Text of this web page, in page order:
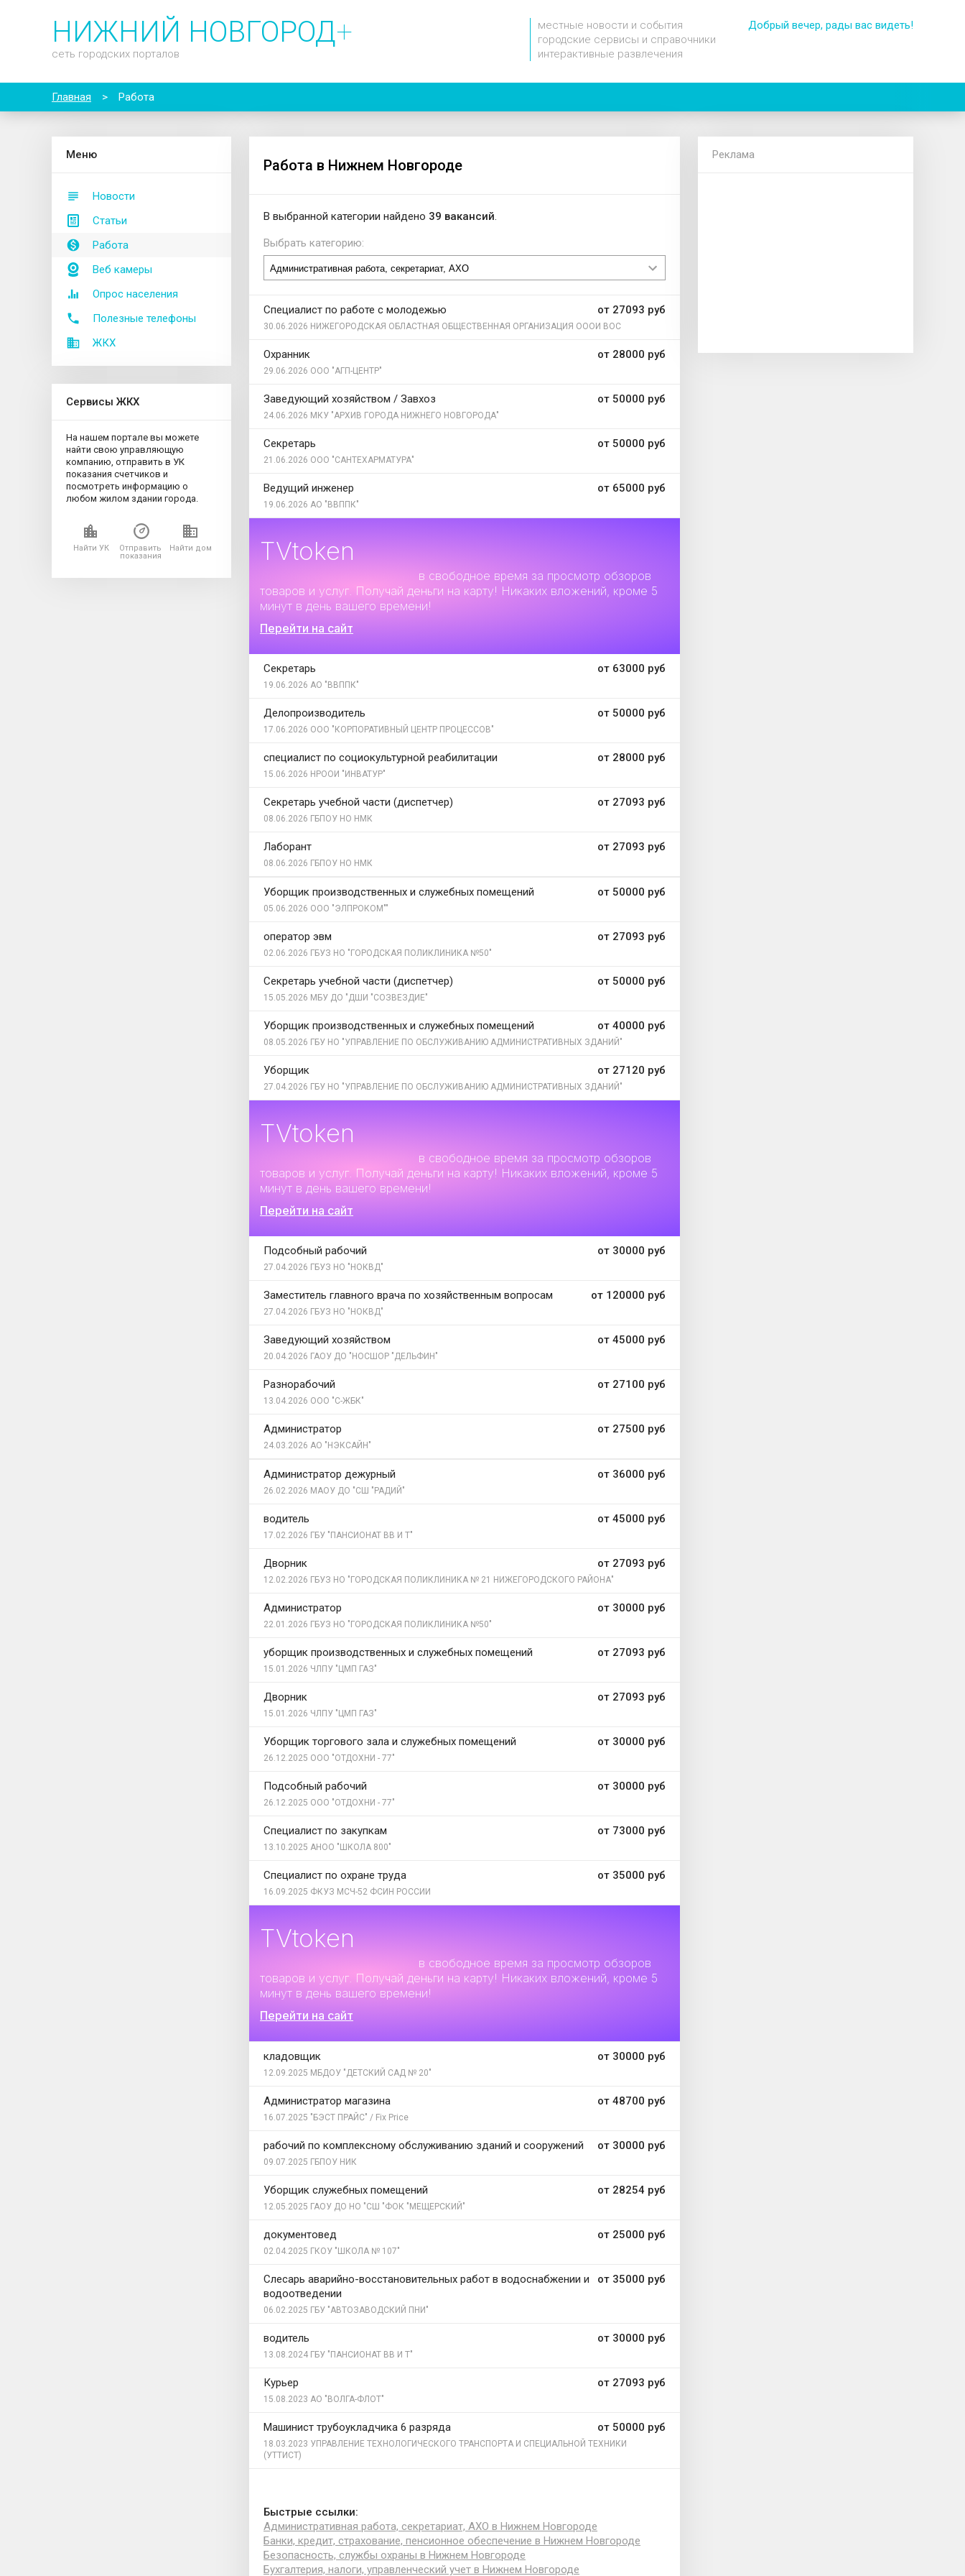
НИЖНИЙ НОВГОРОД+
сеть городских порталов
местные новости и события
городские сервисы и справочники
интерактивные развлечения
Добрый вечер, рады вас видеть!
Главная > Работа
Меню
Новости
Статьи
Работа
Веб камеры
Опрос населения
Полезные телефоны
ЖКХ
Сервисы ЖКХ
На нашем портале вы можете
найти свою управляющую
компанию, отправить в УК
показания счетчиков и
посмотреть информацию о
любом жилом здании города.
Найти УК
Отправить
показания
Найти дом
Работа в Нижнем Новгороде
В выбранной категории найдено 39 вакансий.
Выбрать категорию:
от 27093 руб
Специалист по работе с молодежью
30.06.2026 НИЖЕГОРОДСКАЯ ОБЛАСТНАЯ ОБЩЕСТВЕННАЯ ОРГАНИЗАЦИЯ ОООИ ВОС
от 28000 руб
Охранник
29.06.2026 ООО "АГП-ЦЕНТР"
от 50000 руб
Заведующий хозяйством / Завхоз
24.06.2026 МКУ "АРХИВ ГОРОДА НИЖНЕГО НОВГОРОДА"
от 50000 руб
Секретарь
21.06.2026 ООО "САНТЕХАРМАТУРА"
от 65000 руб
Ведущий инженер
19.06.2026 АО "ВВППК"
TVtoken
в свободное время за просмотр обзоров
товаров и услуг. Получай деньги на карту! Никаких вложений, кроме 5
минут в день вашего времени!
Перейти на сайт
от 63000 руб
Секретарь
19.06.2026 АО "ВВППК"
от 50000 руб
Делопроизводитель
17.06.2026 ООО "КОРПОРАТИВНЫЙ ЦЕНТР ПРОЦЕССОВ"
от 28000 руб
специалист по социокультурной реабилитации
15.06.2026 НРООИ "ИНВАТУР"
от 27093 руб
Секретарь учебной части (диспетчер)
08.06.2026 ГБПОУ НО НМК
от 27093 руб
Лаборант
08.06.2026 ГБПОУ НО НМК
от 50000 руб
Уборщик производственных и служебных помещений
05.06.2026 ООО "ЭЛПРОКОМ""
от 27093 руб
оператор эвм
02.06.2026 ГБУЗ НО "ГОРОДСКАЯ ПОЛИКЛИНИКА №50"
от 50000 руб
Секретарь учебной части (диспетчер)
15.05.2026 МБУ ДО "ДШИ "СОЗВЕЗДИЕ"
от 40000 руб
Уборщик производственных и служебных помещений
08.05.2026 ГБУ НО "УПРАВЛЕНИЕ ПО ОБСЛУЖИВАНИЮ АДМИНИСТРАТИВНЫХ ЗДАНИЙ"
от 27120 руб
Уборщик
27.04.2026 ГБУ НО "УПРАВЛЕНИЕ ПО ОБСЛУЖИВАНИЮ АДМИНИСТРАТИВНЫХ ЗДАНИЙ"
TVtoken
в свободное время за просмотр обзоров
товаров и услуг. Получай деньги на карту! Никаких вложений, кроме 5
минут в день вашего времени!
Перейти на сайт
от 30000 руб
Подсобный рабочий
27.04.2026 ГБУЗ НО "НОКВД"
от 120000 руб
Заместитель главного врача по хозяйственным вопросам
27.04.2026 ГБУЗ НО "НОКВД"
от 45000 руб
Заведующий хозяйством
20.04.2026 ГАОУ ДО "НОСШОР "ДЕЛЬФИН"
от 27100 руб
Разнорабочий
13.04.2026 ООО "С-ЖБК"
от 27500 руб
Администратор
24.03.2026 АО "НЭКСАЙН"
от 36000 руб
Администратор дежурный
26.02.2026 МАОУ ДО "СШ "РАДИЙ"
от 45000 руб
водитель
17.02.2026 ГБУ "ПАНСИОНАТ ВВ И Т"
от 27093 руб
Дворник
12.02.2026 ГБУЗ НО "ГОРОДСКАЯ ПОЛИКЛИНИКА № 21 НИЖЕГОРОДСКОГО РАЙОНА"
от 30000 руб
Администратор
22.01.2026 ГБУЗ НО "ГОРОДСКАЯ ПОЛИКЛИНИКА №50"
от 27093 руб
уборщик производственных и служебных помещений
15.01.2026 ЧЛПУ "ЦМП ГАЗ"
от 27093 руб
Дворник
15.01.2026 ЧЛПУ "ЦМП ГАЗ"
от 30000 руб
Уборщик торгового зала и служебных помещений
26.12.2025 ООО "ОТДОХНИ - 77"
от 30000 руб
Подсобный рабочий
26.12.2025 ООО "ОТДОХНИ - 77"
от 73000 руб
Специалист по закупкам
13.10.2025 АНОО "ШКОЛА 800"
от 35000 руб
Специалист по охране труда
16.09.2025 ФКУЗ МСЧ-52 ФСИН РОССИИ
TVtoken
в свободное время за просмотр обзоров
товаров и услуг. Получай деньги на карту! Никаких вложений, кроме 5
минут в день вашего времени!
Перейти на сайт
от 30000 руб
кладовщик
12.09.2025 МБДОУ "ДЕТСКИЙ САД № 20"
от 48700 руб
Администратор магазина
16.07.2025 "БЭСТ ПРАЙС" / Fix Price
от 30000 руб
рабочий по комплексному обслуживанию зданий и сооружений
09.07.2025 ГБПОУ НИК
от 28254 руб
Уборщик служебных помещений
12.05.2025 ГАОУ ДО НО "СШ "ФОК "МЕЩЕРСКИЙ"
от 25000 руб
документовед
02.04.2025 ГКОУ "ШКОЛА № 107"
от 35000 руб
Слесарь аварийно-восстановительных работ в водоснабжении и
водоотведении
06.02.2025 ГБУ "АВТОЗАВОДСКИЙ ПНИ"
от 30000 руб
водитель
13.08.2024 ГБУ "ПАНСИОНАТ ВВ И Т"
от 27093 руб
Курьер
15.08.2023 АО "ВОЛГА-ФЛОТ"
от 50000 руб
Машинист трубоукладчика 6 разряда
18.03.2023 УПРАВЛЕНИЕ ТЕХНОЛОГИЧЕСКОГО ТРАНСПОРТА И СПЕЦИАЛЬНОЙ ТЕХНИКИ
(УТТИСТ)
Быстрые ссылки:
Административная работа, секретариат, АХО в Нижнем Новгороде
Банки, кредит, страхование, пенсионное обеспечение в Нижнем Новгороде
Безопасность, службы охраны в Нижнем Новгороде
Бухгалтерия, налоги, управленческий учет в Нижнем Новгороде
Реклама